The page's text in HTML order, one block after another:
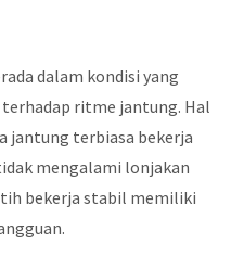
dalam kondisi yang
ritme jantung. Hal
jantung terbiasa bekerja
mengalami lonjakan
bekerja stabil memiliki